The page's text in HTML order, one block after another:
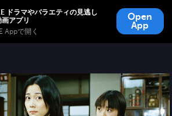
ドラマやバラエティの見逃し
Appで開く
Open
App